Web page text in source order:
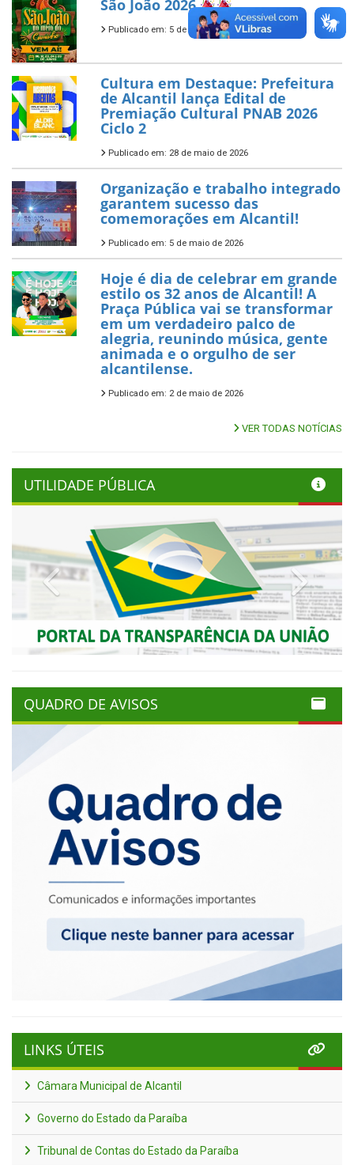
São João 2026
Publicado em: 5 de junho de 2026
Cultura em Destaque: Prefeitura
de Alcantil lança Edital de
Premiação Cultural PNAB 2026
Ciclo 2
Publicado em: 28 de maio de 2026
Organização e trabalho integrado
garantem sucesso das
comemorações em Alcantil!
Publicado em: 5 de maio de 2026
Hoje é dia de celebrar em grande
estilo os 32 anos de Alcantil! A
Praça Pública vai se transformar
em um verdadeiro palco de
alegria, reunindo música, gente
animada e o orgulho de ser
alcantilense.
Publicado em: 2 de maio de 2026
VER TODAS NOTÍCIAS
UTILIDADE PÚBLICA
Previous Next
QUADRO DE AVISOS
LINKS ÚTEIS
Câmara Municipal de Alcantil
Governo do Estado da Paraíba
Tribunal de Contas do Estado da Paraíba